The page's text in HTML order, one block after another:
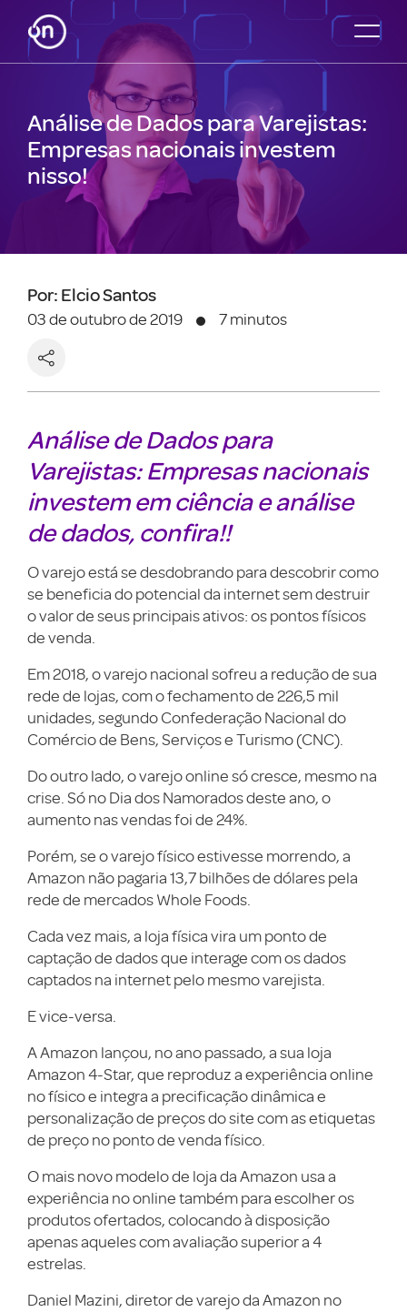
Análise de Dados para Varejistas:
Empresas nacionais investem
nisso!
Por: Elcio Santos
03 de outubro de 2019 7 minutos
Análise de Dados para
Varejistas: Empresas nacionais
investem em ciência e análise
de dados, confira!!
O varejo está se desdobrando para descobrir como
se beneficia do potencial da internet sem destruir
o valor de seus principais ativos: os pontos físicos
de venda.
Em 2018, o varejo nacional sofreu a redução de sua
rede de lojas, com o fechamento de 226,5 mil
unidades, segundo Confederação Nacional do
Comércio de Bens, Serviços e Turismo (CNC).
Do outro lado, o varejo online só cresce, mesmo na
crise. Só no Dia dos Namorados deste ano, o
aumento nas vendas foi de 24%.
Porém, se o varejo físico estivesse morrendo, a
Amazon não pagaria 13,7 bilhões de dólares pela
rede de mercados Whole Foods.
Cada vez mais, a loja física vira um ponto de
captação de dados que interage com os dados
captados na internet pelo mesmo varejista.
E vice-versa.
A Amazon lançou, no ano passado, a sua loja
Amazon 4-Star, que reproduz a experiência online
no físico e integra a precificação dinâmica e
personalização de preços do site com as etiquetas
de preço no ponto de venda físico.
O mais novo modelo de loja da Amazon usa a
experiência no online também para escolher os
produtos ofertados, colocando à disposição
apenas aqueles com avaliação superior a 4
estrelas.
Daniel Mazini, diretor de varejo da Amazon no